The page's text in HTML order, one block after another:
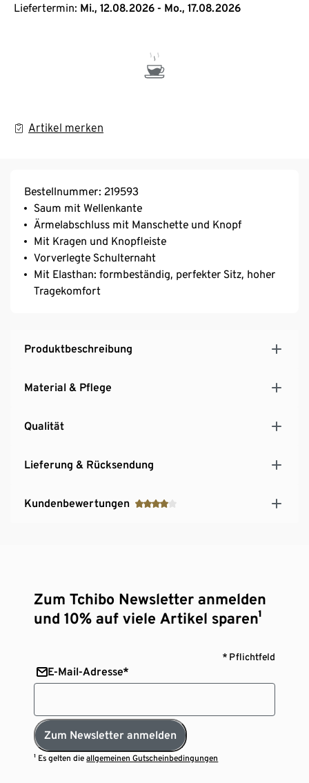
Liefertermin: Mi., 12.08.2026 - Mo., 17.08.2026
Artikel merken
Bestellnummer: 219593
Saum mit Wellenkante
Ärmelabschluss mit Manschette und Knopf
Mit Kragen und Knopfleiste
Vorverlegte Schulternaht
Mit Elasthan: formbeständig, perfekter Sitz, hoher
Tragekomfort
Produktbeschreibung
Material & Pflege
Qualität
Lieferung & Rücksendung
Kundenbewertungen
Zum Tchibo Newsletter anmelden
und 10% auf viele Artikel sparen¹
* Pflichtfeld
E-Mail-Adresse*
Zum Newsletter anmelden
¹ Es gelten dieallgemeinen Gutscheinbedingungen